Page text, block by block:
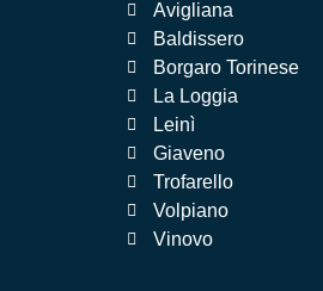
Avigliana
Baldissero
Borgaro Torinese
La Loggia
Leinì
Giaveno
Trofarello
Volpiano
Vinovo